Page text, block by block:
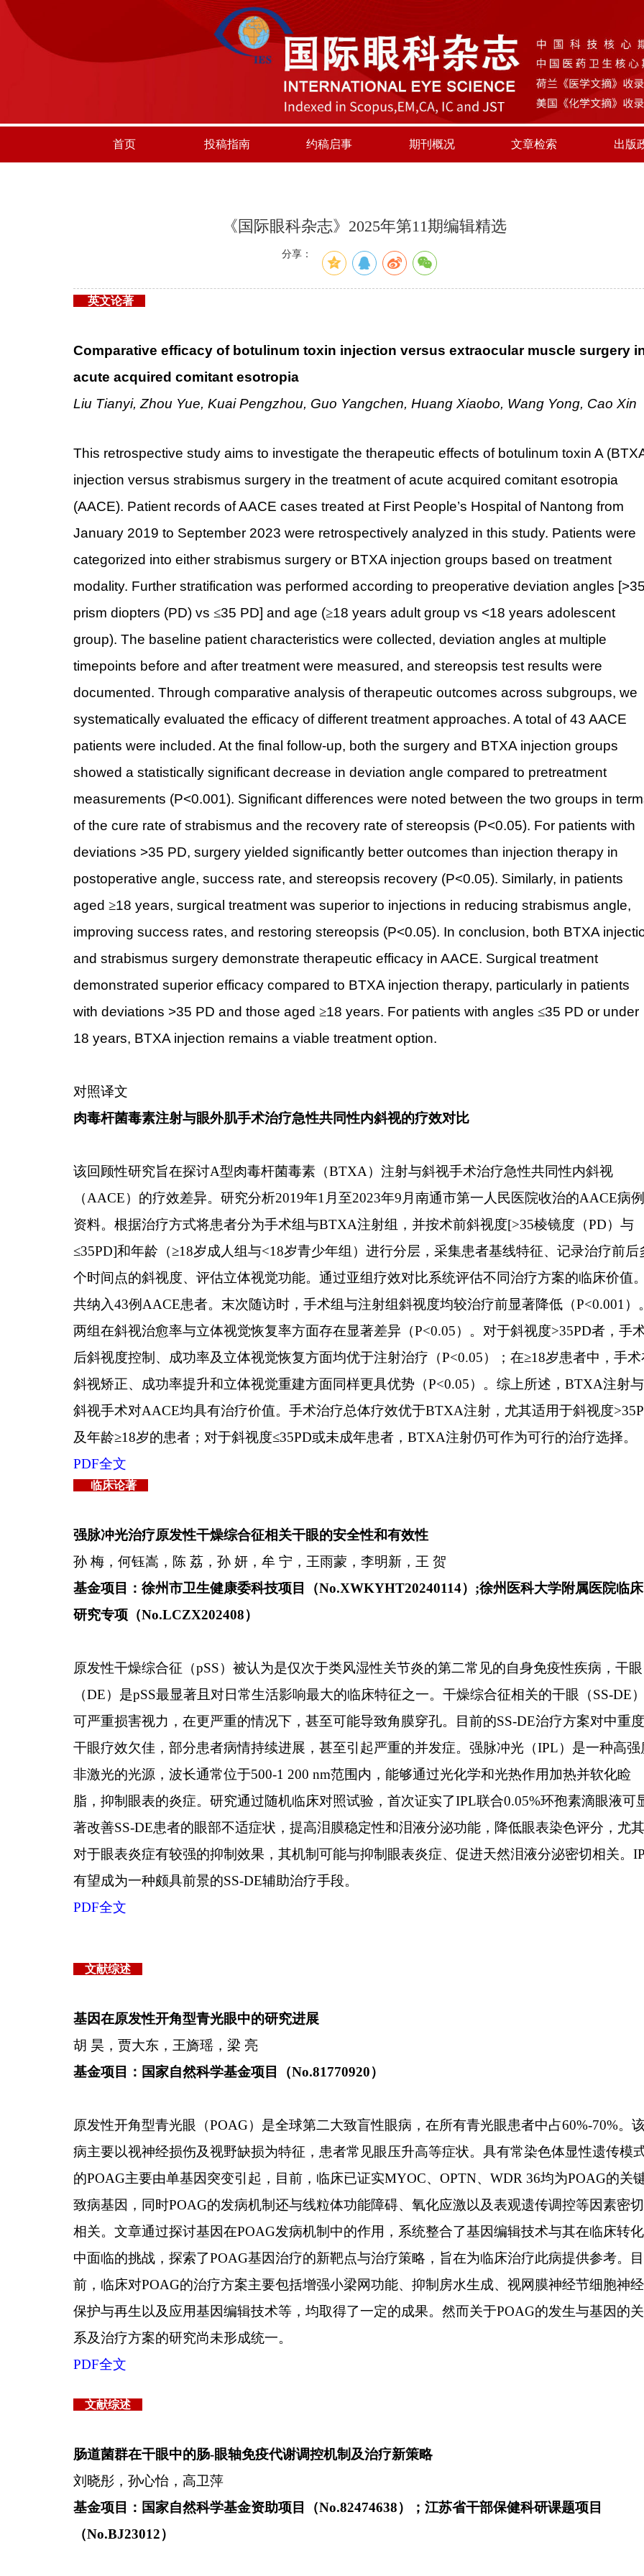
首页 投稿指南 约稿启事 期刊概况 文章检索 出版
《国际眼科杂志》2025年第11期编辑精选
分享：
英文论著
Comparative efficacy of botulinum toxin injection versus extraocular muscle surgery
acute acquired comitant esotropia
Liu Tianyi, Zhou Yue, Kuai Pengzhou, Guo Yangchen, Huang Xiaobo, Wang Yong, Cao Xin
This retrospective study aims to investigate the therapeutic effects of botulinum toxin A
injection versus strabismus surgery in the treatment of acute acquired comitant esotropia
(AACE). Patient records of AACE cases treated at First People’s Hospital of Nantong from
January 2019 to September 2023 were retrospectively analyzed in this study. Patients were
categorized into either strabismus surgery or BTXA injection groups based on treatment
modality. Further stratification was performed according to preoperative deviation angles [>35
prism diopters (PD) vs ≤35 PD] and age (≥18 years adult group vs <18 years adolescent
group). The baseline patient characteristics were collected, deviation angles at multiple
timepoints before and after treatment were measured, and stereopsis test results were
documented. Through comparative analysis of therapeutic outcomes across subgroups, we
systematically evaluated the efficacy of different treatment approaches. A total of 43 AACE
patients were included. At the final follow-up, both the surgery and BTXA injection groups
showed a statistically significant decrease in deviation angle compared to pretreatment
measurements (P<0.001). Significant differences were noted between the two groups in
of the cure rate of strabismus and the recovery rate of stereopsis (P<0.05). For patients with
deviations >35 PD, surgery yielded significantly better outcomes than injection therapy in
postoperative angle, success rate, and stereopsis recovery (P<0.05). Similarly, in patients
aged ≥18 years, surgical treatment was superior to injections in reducing strabismus angle,
improving success rates, and restoring stereopsis (P<0.05). In conclusion, both BTXA
and strabismus surgery demonstrate therapeutic efficacy in AACE. Surgical treatment
demonstrated superior efficacy compared to BTXA injection therapy, particularly in patients
with deviations >35 PD and those aged ≥18 years. For patients with angles ≤35 PD or under
18 years, BTXA injection remains a viable treatment option.
对照译文
肉毒杆菌毒素注射与眼外肌手术治疗急性共同性内斜视的疗效对比
该回顾性研究旨在探讨A型肉毒杆菌毒素（BTXA ）注射与斜视手术治疗急性共同性内斜视
（AACE）的疗效差异。研究分析2019年1 月至2023年9 月南通市第一人民医院收治的AACE病例
资料。根据治疗方式将患者分为手术组与BTXA注射组，并按术前斜视度[>35棱镜度（PD）与
≤35PD]和年龄（≥18岁成人组与<18岁青少年组）进行分层，采集患者基线特征、记录治疗前后
个时间点的斜视度、评估立体视觉功能。通过亚组疗效对比系统评估不同治疗方案的临床价值。
共纳入43例 AACE患者。末次随访时，手术组与注射组斜视度均较治疗前显著降低（P<0.001 ）。
两组在斜视治愈率与立体视觉恢复率方面存在显著差异（P<0.05）。对于斜视度>35PD者，手
后斜视度控制、成功率及立体视觉恢复方面均优于注射治疗（P<0.05）；在≥18岁患者中，手术
斜视矫正、成功率提升和立体视觉重建方面同样更具优势（P<0.05）。综上所述， BTXA注射与
斜视手术对AACE均具有治疗价值。手术治疗总体疗效优于BTXA注射，尤其适用于斜视度
及年龄≥18岁的患者；对于斜视度≤35PD或未成年患者， BTXA注射仍可作为可行的治疗选择。
PDF全文
临床论著
强脉冲光治疗原发性干燥综合征相关干眼的安全性和有效性
孙 梅，何钰嵩，陈 荔，孙 妍，牟 宁，王雨蒙，李明新，王 贺
基金项目：徐州市卫生健康委科技项目（No.XWKYHT20240114） ;徐州医科大学附属医院临床
研究专项（No.LCZX202408）
原发性干燥综合征（pSS）被认为是仅次于类风湿性关节炎的第二常见的自身免疫性疾病，干眼
（DE）是pSS最显著且对日常生活影响最大的临床特征之一。干燥综合征相关的干眼（SS-DE）
可严重损害视力，在更严重的情况下，甚至可能导致角膜穿孔。目前的SS-DE治疗方案对中重度
干眼疗效欠佳，部分患者病情持续进展，甚至引起严重的并发症。强脉冲光（IPL）是一种高强
非激光的光源，波长通常位于500-1 200 nm范围内，能够通过光化学和光热作用加热并软化睑
脂，抑制眼表的炎症。研究通过随机临床对照试验，首次证实了IPL联合0.05%环孢素滴眼液可
著改善SS-DE患者的眼部不适症状，提高泪膜稳定性和泪液分泌功能，降低眼表染色评分，尤其
对于眼表炎症有较强的抑制效果，其机制可能与抑制眼表炎症、促进天然泪液分泌密切相关。
有望成为一种颇具前景的SS-DE辅助治疗手段。
PDF全文
文献综述
基因在原发性开角型青光眼中的研究进展
胡 昊，贾大东，王旖瑶，梁 亮
基金项目：国家自然科学基金项目（No.81770920）
原发性开角型青光眼（POAG）是全球第二大致盲性眼病，在所有青光眼患者中占60%-70%。
病主要以视神经损伤及视野缺损为特征，患者常见眼压升高等症状。具有常染色体显性遗传模
的POAG主要由单基因突变引起，目前，临床已证实MYOC、 OPTN、 WDR 36均为POAG的关
致病基因，同时POAG的发病机制还与线粒体功能障碍、氧化应激以及表观遗传调控等因素密切
相关。文章通过探讨基因在POAG发病机制中的作用，系统整合了基因编辑技术与其在临床转化
中面临的挑战，探索了POAG基因治疗的新靶点与治疗策略，旨在为临床治疗此病提供参考。目
前，临床对POAG的治疗方案主要包括增强小梁网功能、抑制房水生成、视网膜神经节细胞神经
保护与再生以及应用基因编辑技术等，均取得了一定的成果。然而关于POAG的发生与基因的关
系及治疗方案的研究尚未形成统一。
PDF全文
文献综述
肠道菌群在干眼中的肠-眼轴免疫代谢调控机制及治疗新策略
刘晓彤，孙心怡，高卫萍
基金项目：国家自然科学基金资助项目（No.82474638）；江苏省干部保健科研课题项目
（No.BJ23012）